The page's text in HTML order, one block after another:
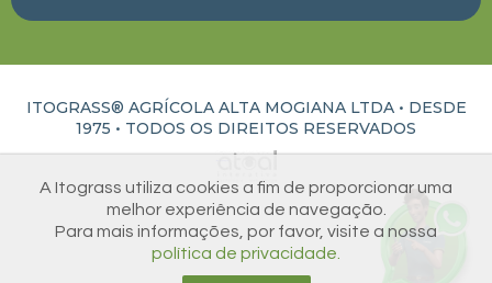
ITOGRASS® AGRÍCOLA ALTA MOGIANA LTDA • DESDE
1975 • TODOS OS DIREITOS RESERVADOS
A Itograss utiliza cookies a fim de proporcionar uma
melhor experiência de navegação.
Para mais informações, por favor, visite a nossa
política de privacidade.